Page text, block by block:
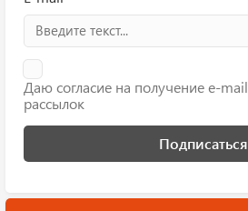
Даю согласие на получение e-mail
рассылок
Подписаться